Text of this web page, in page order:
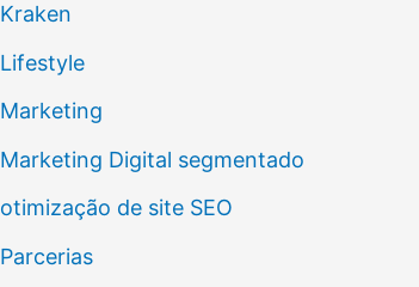
Kraken
Lifestyle
Marketing
Marketing Digital segmentado
otimização de site SEO
Parcerias